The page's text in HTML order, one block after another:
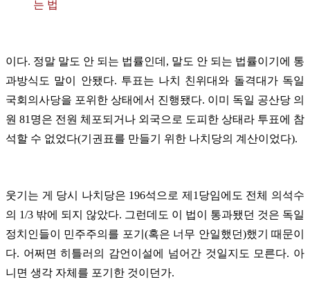
는 법
이다. 정말 말도 안 되는 법률인데, 말도 안 되는 법률이기에 통
과방식도 말이 안됐다. 투표는 나치 친위대와 돌격대가 독일
국회의사당을 포위한 상태에서 진행됐다. 이미 독일 공산당 의
원 81명은 전원 체포되거나 외국으로 도피한 상태라 투표에 참
석할 수 없었다(기권표를 만들기 위한 나치당의 계산이었다).
웃기는 게 당시 나치당은 196석으로 제1당임에도 전체 의석수
의 1/3 밖에 되지 않았다. 그런데도 이 법이 통과됐던 것은 독일
정치인들이 민주주의를 포기(혹은 너무 안일했던)했기 때문이
다. 어쩌면 히틀러의 감언이설에 넘어간 것일지도 모른다. 아
니면 생각 자체를 포기한 것이던가.